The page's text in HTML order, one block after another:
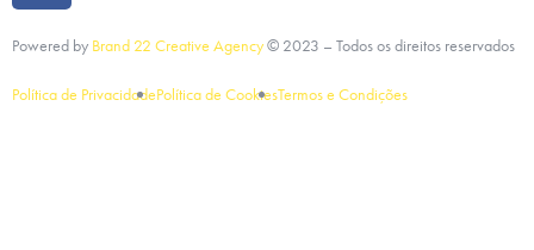
Powered by Brand 22 Creative Agency© 2023 – Todos os direitos reservados
Política de PrivacidadePolítica de CookiesTermos e Condições